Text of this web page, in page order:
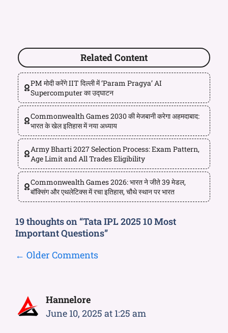
Related Content
PM मोदी करेंगे IIT दिल्ली में ‘Param Pragya’ AI
Supercomputer का उद्घाटन
Commonwealth Games 2030 की मेजबानी करेगा अहमदाबाद:
भारत के खेल इतिहास में नया अध्याय
Army Bharti 2027 Selection Process: Exam Pattern,
Age Limit and All Trades Eligibility
Commonwealth Games 2026: भारत ने जीते 39 मेडल,
बॉक्सिंग और एथलेटिक्स में रचा इतिहास, चौथे स्थान पर भारत
19 thoughts on “Tata IPL 2025 10 Most
Important Questions”
← Older Comments
Hannelore
June 10, 2025 at 1:25 am